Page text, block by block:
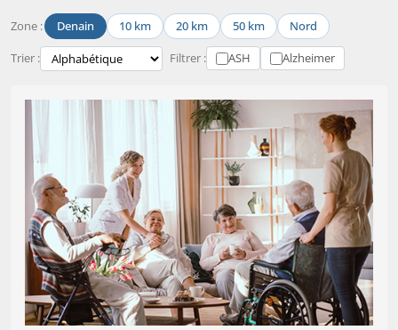
Zone : Denain 10 km 20 km 50 km Nord
Trier : Filtrer : ASH Alzheimer